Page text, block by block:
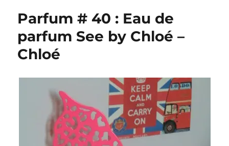
#
:
Parfum # 40 : Eau de
parfum See by Chloé –
Chloé